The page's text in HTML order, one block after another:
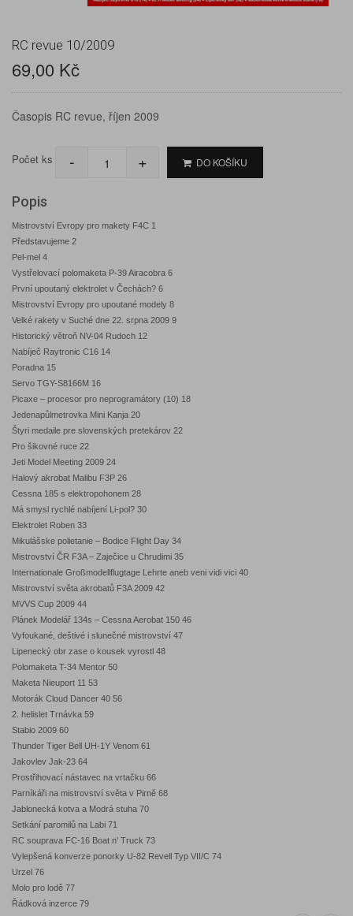
RC revue 10/2009
69,00 Kč
Časopis RC revue, říjen 2009
Počet ks - + DO KOŠÍKU
Popis
Mistrovství Evropy pro makety F4C 1
Představujeme 2
Pel-mel 4
Vystřelovací polomaketa P-39 Airacobra 6
První upoutaný elektrolet v Čechách? 6
Mistrovství Evropy pro upoutané modely 8
Velké rakety v Suché dne 22. srpna 2009 9
Historický větroň NV-04 Rudoch 12
Nabíječ Raytronic C16 14
Poradna 15
Servo TGY-S8166M 16
Picaxe – procesor pro neprogramátory (10) 18
Jedenapůlmetrovka Mini Kanja 20
Štyri medaile pre slovenských pretekárov 22
Pro šikovné ruce 22
Jeti Model Meeting 2009 24
Halový akrobat Malibu F3P 26
Cessna 185 s elektropohonem 28
Má smysl rychlé nabíjení Li-pol? 30
Elektrolet Roben 33
Mikulášske polietanie – Bodice Flight Day 34
Mistrovství ČR F3A – Zaječice u Chrudimi 35
Internationale Großmodellflugtage Lehrte aneb veni vidi vici 40
Mistrovství světa akrobatů F3A 2009 42
MVVS Cup 2009 44
Plánek Modelář 134s – Cessna Aerobat 150 46
Vyfoukané, deštivé i slunečné mistrovství 47
Lipenecký obr zase o kousek vyrostl 48
Polomaketa T-34 Mentor 50
Maketa Nieuport 11 53
Motorák Cloud Dancer 40 56
2. helislet Trnávka 59
Stabio 2009 60
Thunder Tiger Bell UH-1Y Venom 61
Jakovlev Jak-23 64
Prostřihovací nástavec na vrtačku 66
Parníkáři na mistrovství světa v Pirně 68
Jablonecká kotva a Modrá stuha 70
Setkání paromilů na Labi 71
RC souprava FC-16 Boat n’ Truck 73
Vylepšená konverze ponorky U-82 Revell Typ VII/C 74
Urzel 76
Molo pro lodě 77
Řádková inzerce 79